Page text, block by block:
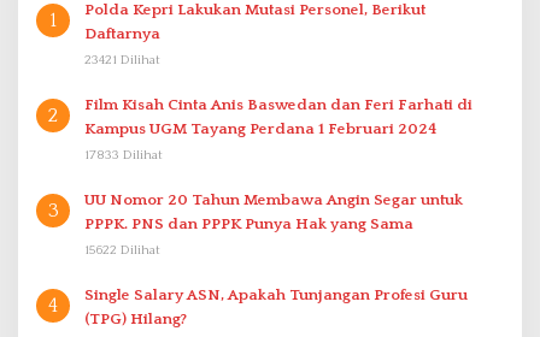
1
Polda Kepri Lakukan Mutasi Personel, Berikut
Daftarnya
23421 Dilihat
2
Film Kisah Cinta Anis Baswedan dan Feri Farhati di
Kampus UGM Tayang Perdana 1 Februari 2024
17833 Dilihat
3
UU Nomor 20 Tahun Membawa Angin Segar untuk
PPPK. PNS dan PPPK Punya Hak yang Sama
15622 Dilihat
4
Single Salary ASN, Apakah Tunjangan Profesi Guru
(TPG) Hilang?